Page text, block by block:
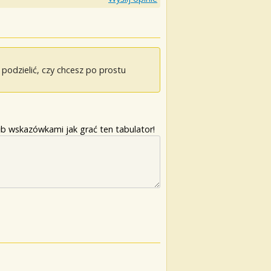
czy chcesz po prostu
wskazówkami jak grać ten tabulator!